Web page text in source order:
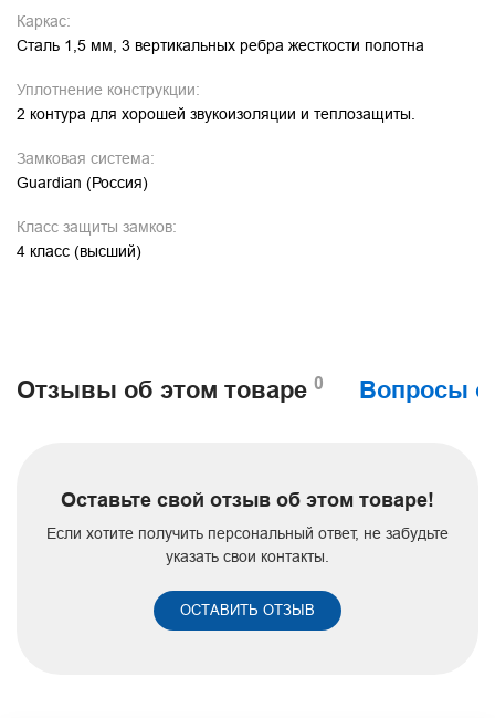
Каркас:
Сталь 1,5 мм, 3 вертикальных ребра жесткости полотна
Уплотнение конструкции:
2 контура для хорошей звукоизоляции и теплозащиты.
Замковая система:
Guardian (Россия)
Класс защиты замков:
4 класс (высший)
Отзывы об этом товаре 0 Вопросы
Оставьте свой отзыв об этом товаре!
Если хотите получить персональный ответ, не забудьте
указать свои контакты.
ОСТАВИТЬ ОТЗЫВ